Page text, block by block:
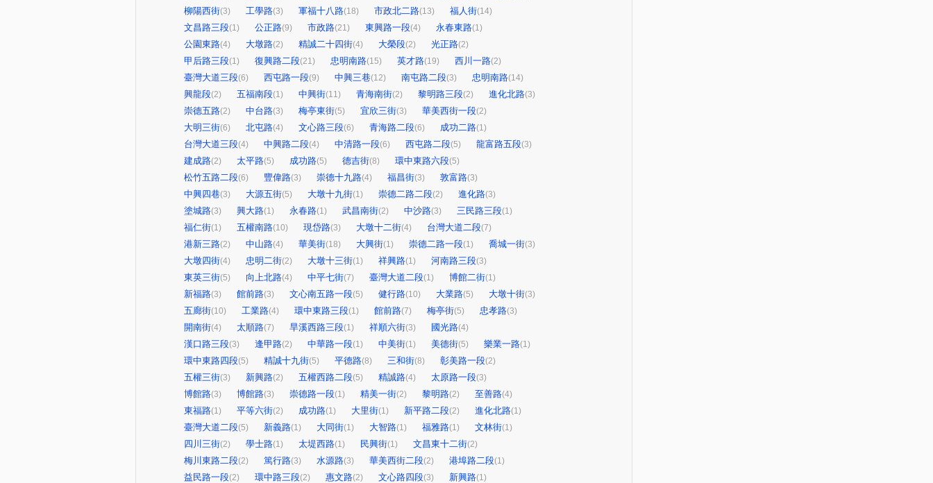
柳陽西街(3) 工學路(3) 軍福十八路(18) 市政北二路(13) 福人街(14)
文昌路三段(1) 公正路(9) 市政路(21) 東興路一段(4) 永春東路(1)
公園東路(4) 大墩路(2) 精誠二十四街(4) 大榮段(2) 光正路(2)
甲后路三段(1) 復興路二段(21) 忠明南路(15) 英才路(19) 西川一路(2)
臺灣大道三段(6) 西屯路一段(9) 中興三巷(12) 南屯路二段(3) 忠明南路(14)
興龍段(2) 五福南段(1) 中興街(11) 青海南街(2) 黎明路三段(2) 進化北路(3)
崇德五路(2) 中台路(3) 梅亭東街(5) 宜欣三街(3) 華美西街一段(2)
大明三街(6) 北屯路(4) 文心路三段(6) 青海路二段(6) 成功二路(1)
台灣大道三段(4) 中興路二段(4) 中清路一段(6) 西屯路二段(5) 龍富路五段(3)
建成路(2) 太平路(5) 成功路(5) 德吉街(8) 環中東路六段(5)
松竹五路二段(6) 豐偉路(3) 崇德十九路(4) 福昌街(3) 敦富路(3)
中興四巷(3) 大源五街(5) 大墩十九街(1) 崇德二路二段(2) 進化路(3)
塗城路(3) 興大路(1) 永春路(1) 武昌南街(2) 中沙路(3) 三民路三段(1)
福仁街(1) 五權南路(10) 現岱路(3) 大墩十二街(4) 台灣大道二段(7)
港新三路(2) 中山路(4) 華美街(18) 大興街(1) 崇德二路一段(1) 喬城一街(3)
大墩四街(4) 忠明二街(2) 大墩十三街(1) 祥興路(1) 河南路三段(3)
東英三街(5) 向上北路(4) 中平七街(7) 臺灣大道二段(1) 博館二街(1)
新福路(3) 館前路(3) 文心南五路一段(5) 健行路(10) 大業路(5) 大墩十街(3)
五廊街(10) 工業路(4) 環中東路三段(1) 館前路(7) 梅亭街(5) 忠孝路(3)
開南街(4) 太順路(7) 旱溪西路三段(1) 祥順六街(3) 國光路(4)
漢口路三段(3) 逢甲路(2) 中華路一段(1) 中美街(1) 美德街(5) 樂業一路(1)
環中東路四段(5) 精誠十九街(5) 平德路(8) 三和街(8) 彰美路一段(2)
五權三街(3) 新興路(2) 五權西路二段(5) 精誠路(4) 太原路一段(3)
博館路(3) 博館路(3) 崇德路一段(1) 精美一街(2) 黎明路(2) 至善路(4)
東福路(1) 平等六街(2) 成功路(1) 大里街(1) 新平路二段(2) 進化北路(1)
臺灣大道二段(5) 新義路(1) 大同街(1) 大智路(1) 福雅路(1) 文林街(1)
四川三街(2) 學士路(1) 太堤西路(1) 民興街(1) 文昌東十二街(2)
梅川東路二段(2) 篤行路(3) 水源路(3) 華美西街二段(2) 港埠路二段(1)
益民路一段(2) 環中路三段(2) 惠文路(2) 文心路四段(3) 新興路(1)